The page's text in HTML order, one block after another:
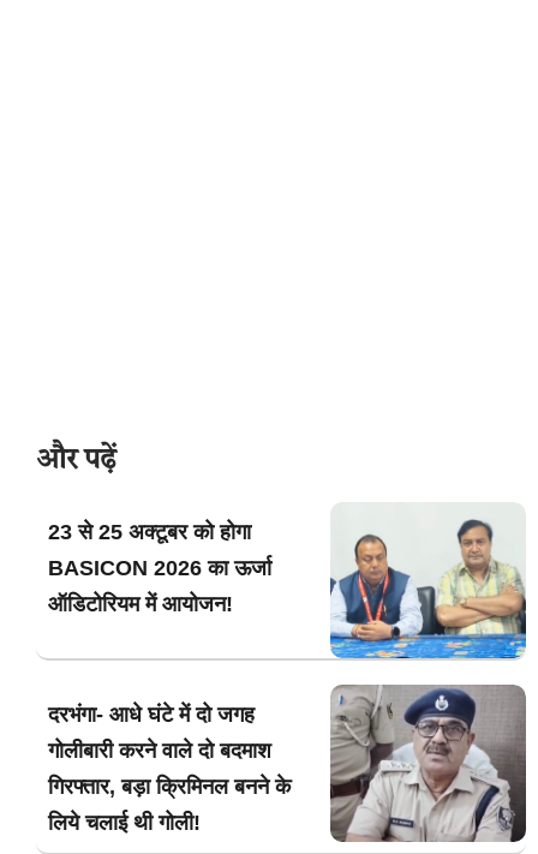
और पढ़ें
23 से 25 अक्टूबर को होगा
BASICON 2026 का ऊर्जा
ऑडिटोरियम में आयोजन!
दरभंगा- आधे घंटे में दो जगह
गोलीबारी करने वाले दो बदमाश
गिरफ्तार, बड़ा क्रिमिनल बनने के
लिये चलाई थी गोली!